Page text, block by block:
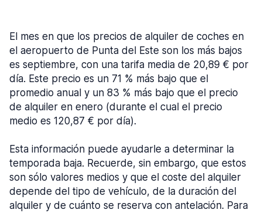
El mes en que los precios de alquiler de coches en
el aeropuerto de Punta del Este son los más bajos
es septiembre, con una tarifa media de 20,89 € por
día. Este precio es un 71 % más bajo que el
promedio anual y un 83 % más bajo que el precio
de alquiler en enero (durante el cual el precio
medio es 120,87 € por día).
Esta información puede ayudarle a determinar la
temporada baja. Recuerde, sin embargo, que estos
son sólo valores medios y que el coste del alquiler
depende del tipo de vehículo, de la duración del
alquiler y de cuánto se reserva con antelación. Para